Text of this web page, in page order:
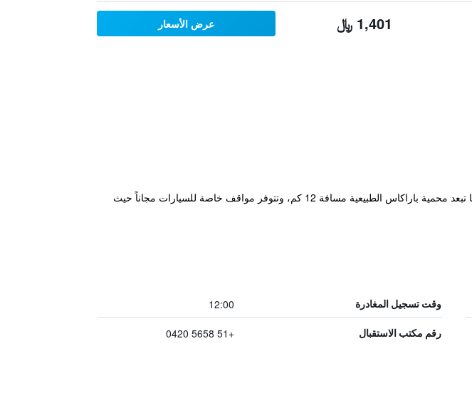
1,401 ﷼ عرض الأسعار
يقع مكان الإقامة في إيكا، ويوفر مسبحاً خارجياً وغرف تتميز بإطلالات على البحر، كما تبعد محمية باراكاس الطبيعية مسافة 12 كم، وتتوفر مواقف خاصة للسيارات مجاناً حيث
وقت تسجيل المغادرة 12:00
رقم مكتب الاستقبال +51 5658 0420